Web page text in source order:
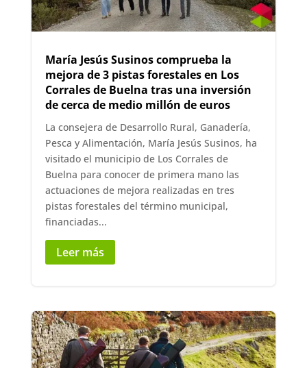
María Jesús Susinos comprueba la
mejora de 3 pistas forestales en Los
Corrales de Buelna tras una inversión
de cerca de medio millón de euros
La consejera de Desarrollo Rural, Ganadería,
Pesca y Alimentación, María Jesús Susinos, ha
visitado el municipio de Los Corrales de
Buelna para conocer de primera mano las
actuaciones de mejora realizadas en tres
pistas forestales del término municipal,
financiadas...
Leer más